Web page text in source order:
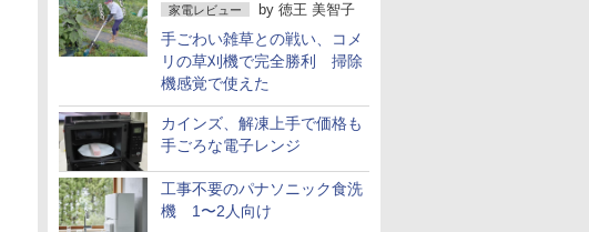
家電レビュー by 徳王 美智子
手ごわい雑草との戦い、コメ
リの草刈機で完全勝利 掃除
機感覚で使えた
カインズ、解凍上手で価格も
手ごろな電子レンジ
工事不要のパナソニック食洗
機 1〜2人向け